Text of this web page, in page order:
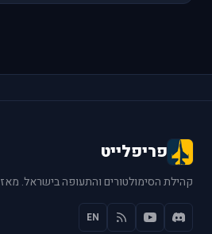
פריפלייט
קהילת הסימולטורים והתעופה בישראל. מאז 2005.
EN